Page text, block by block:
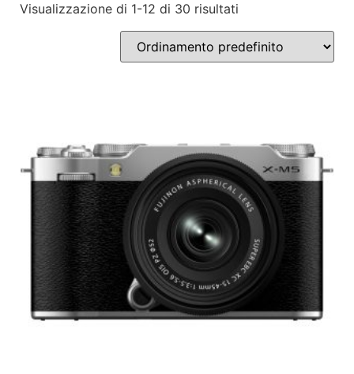
Visualizzazione di 1-12 di 30 risultati